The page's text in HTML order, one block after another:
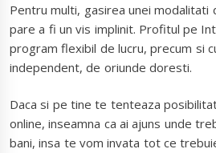
Pentru multi, gasirea unei modalitati
pare a fi un vis implinit. Profitul pe
program flexibil de lucru, precum si
independent, de oriunde doresti.
Daca si pe tine te tenteaza
online, inseamna ca ai ajuns unde
bani, insa te vom invata tot ce